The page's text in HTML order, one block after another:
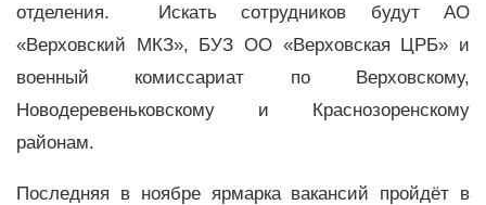
отделения. Искать сотрудников будут АО
«Верховский МКЗ», БУЗ ОО «Верховская ЦРБ» и
военный комиссариат по Верховскому,
Новодеревеньковскому и Краснозоренскому
районам.
Последняя в ноябре ярмарка вакансий пройдёт в